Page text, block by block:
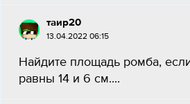
таир20
13.04.2022 06:15
Найдите площадь ромба,
равны 14 и 6 см....